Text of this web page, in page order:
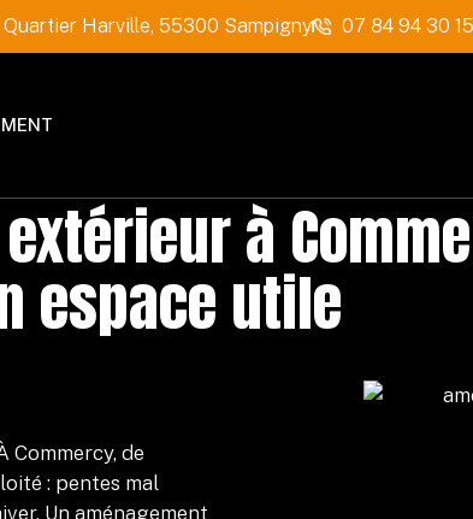
Quartier Harville, 55300 Sampigny 07 84 94 30 15
à
espace utile
Commercy, de
: pentes mal
Un aménagement